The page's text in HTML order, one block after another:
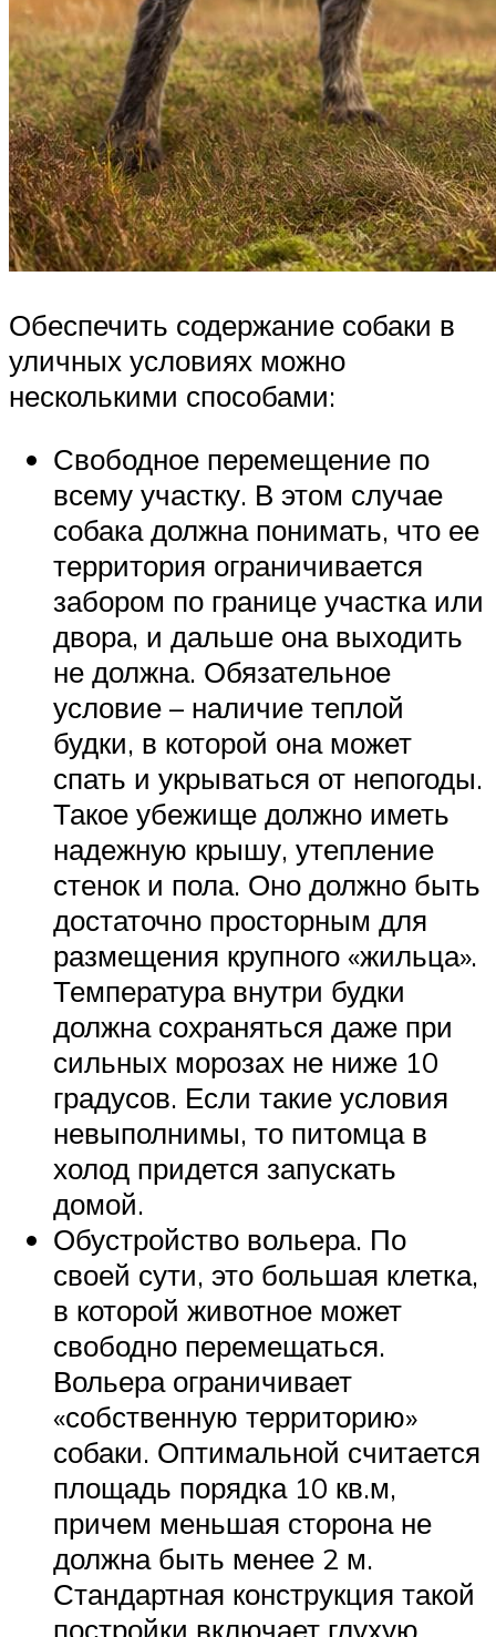
Обеспечить содержание собаки в
уличных условиях можно
несколькими способами:
Свободное перемещение по
всему участку. В этом случае
собака должна понимать, что ее
территория ограничивается
забором по границе участка или
двора, и дальше она выходить
не должна. Обязательное
условие – наличие теплой
будки, в которой она может
спать и укрываться от непогоды.
Такое убежище должно иметь
надежную крышу, утепление
стенок и пола. Оно должно быть
достаточно просторным для
размещения крупного «жильца».
Температура внутри будки
должна сохраняться даже при
сильных морозах не ниже 10
градусов. Если такие условия
невыполнимы, то питомца в
холод придется запускать
домой.
Обустройство вольера. По
своей сути, это большая клетка,
в которой животное может
свободно перемещаться.
Вольера ограничивает
«собственную территорию»
собаки. Оптимальной считается
площадь порядка 10 кв.м,
причем меньшая сторона не
должна быть менее 2 м.
Стандартная конструкция такой
постройки включает глухую